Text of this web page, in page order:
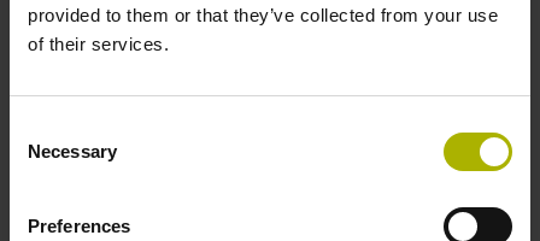
provided to them or that they’ve collected from your use
of their services.
Selection
Necessary
Preferences